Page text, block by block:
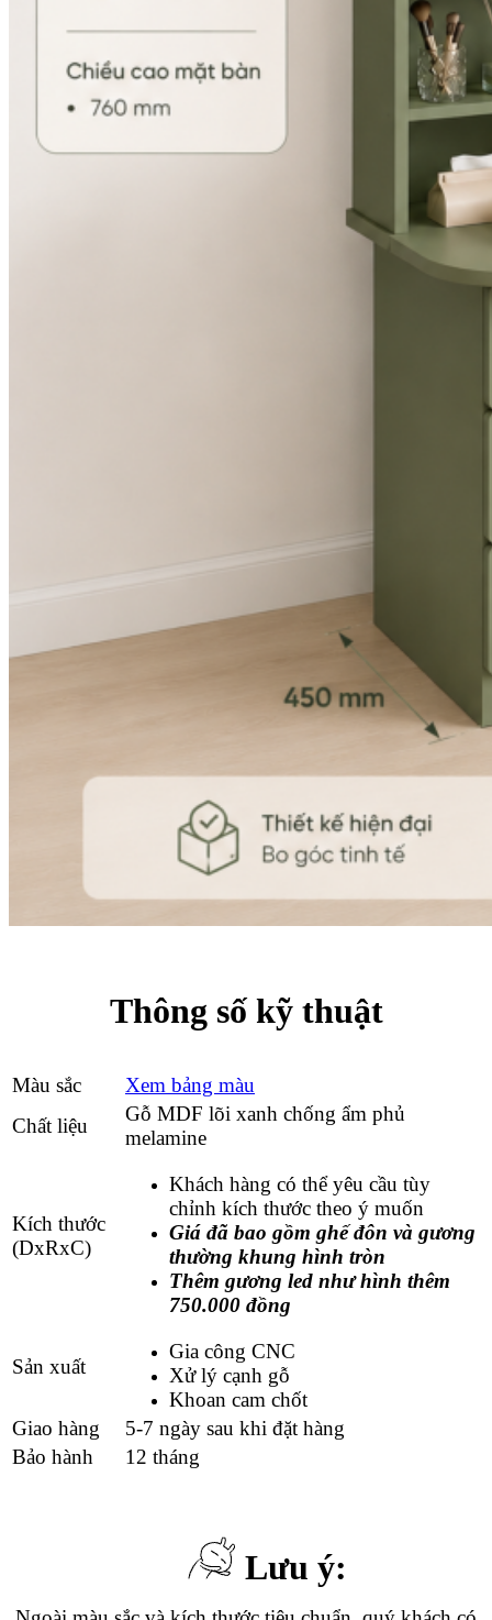
Thông số kỹ thuật
Màu sắc
Xem bảng màu
Chất liệu
Gỗ MDF lõi xanh chống ẩm phủ
melamine
Kích thước
(DxRxC)
Khách hàng có thể yêu cầu tùy
chỉnh kích thước theo ý muốn
Giá đã bao gồm ghế đôn và gương
thường khung hình tròn
Thêm gương led như hình thêm
750.000 đồng
Sản xuất
Gia công CNC
Xử lý cạnh gỗ
Khoan cam chốt
Giao hàng
5-7 ngày sau khi đặt hàng
Bảo hành
12 tháng
Lưu ý: